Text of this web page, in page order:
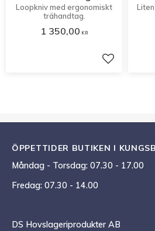
Loopkniv med ergonomiskt
trähandtag.
1 350,00 KR
Lägg till i
ÖPPETTIDER BUTIKEN I
Måndag - Torsdag: 07.30 - 17.00
Fredag: 07.30 - 14.00
DS Hovslageriprodukter AB